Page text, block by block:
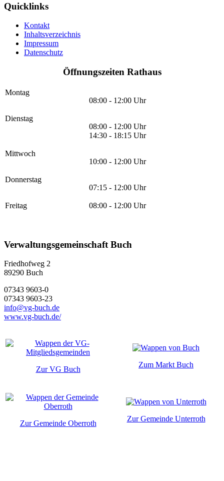
Quicklinks
Kontakt
Inhaltsverzeichnis
Impressum
Datenschutz
Öffnungszeiten Rathaus
Montag
08:00 - 12:00 Uhr
Dienstag
08:00 - 12:00 Uhr
14:30 - 18:15 Uhr
Mittwoch
10:00 - 12:00 Uhr
Donnerstag
07:15 - 12:00 Uhr
Freitag 08:00 - 12:00 Uhr
Verwaltungsgemeinschaft Buch
Friedhofweg 2
89290 Buch
07343 9603-0
07343 9603-23
info@vg-buch.de
www.vg-buch.de/
Zur VG Buch
Zum Markt Buch
Zur Gemeinde Oberroth
Zur Gemeinde Unterroth